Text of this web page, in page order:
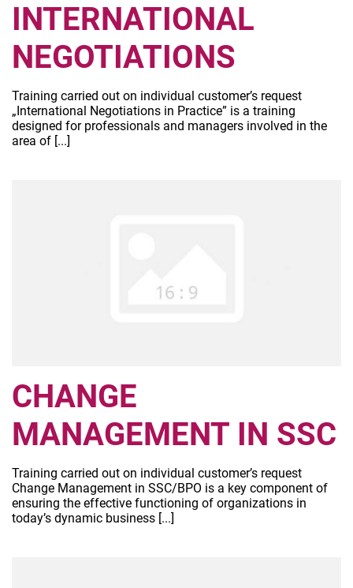
INTERNATIONAL
NEGOTIATIONS
Training carried out on individual customer’s request
„International Negotiations in Practice” is a training
designed for professionals and managers involved in the
area of [...]
CHANGE
MANAGEMENT IN SSC
Training carried out on individual customer’s request
Change Management in SSC/BPO is a key component of
ensuring the effective functioning of organizations in
today’s dynamic business [...]